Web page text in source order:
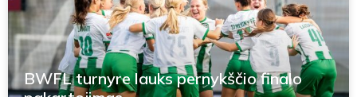
BWFL turnyre lauks pernykščio finalo